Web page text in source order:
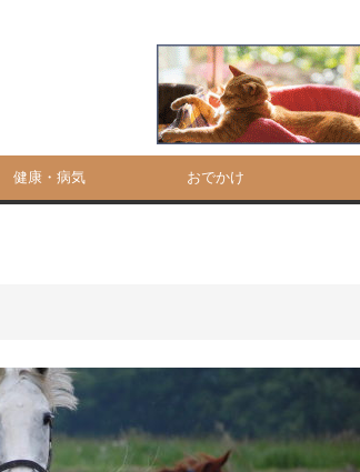
健康・病気 おでかけ